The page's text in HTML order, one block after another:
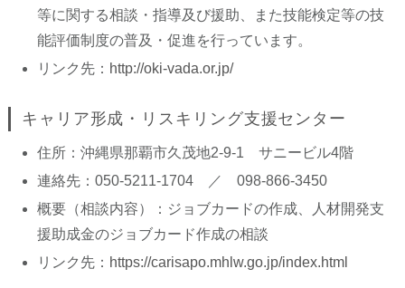
等に関する相談・指導及び援助、また技能検定等の技
能評価制度の普及・促進を行っています。
リンク先： http://oki-vada.or.jp/
キャリア形成・リスキリング支援センター
住所：沖縄県那覇市久茂地2-9-1 サニービル4階
連絡先：050-5211-1704 ／ 098-866-3450
概要（相談内容）：ジョブカードの作成、人材開発支
援助成金のジョブカード作成の相談
リンク先： https://carisapo.mhlw.go.jp/index.html